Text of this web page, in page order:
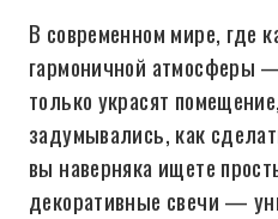
В современном мире, где
гармоничной атмосферы
только украсят
задумывались, как
вы наверняка ищете
декоративные свечи —